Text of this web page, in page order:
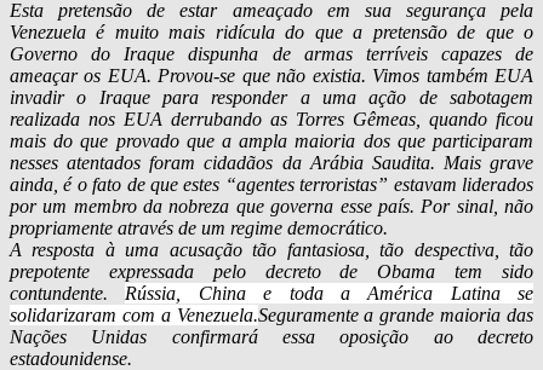
Esta pretensão de estar ameaçado em sua segurança pela
Venezuela é muito mais ridícula do que a pretensão de que o
Governo do Iraque dispunha de armas terríveis capazes de
ameaçar os EUA. Provou-se que não existia. Vimos também EUA
invadir o Iraque para responder a uma ação de sabotagem
realizada nos EUA derrubando as Torres Gêmeas, quando ficou
mais do que provado que a ampla maioria dos que participaram
nesses atentados foram cidadãos da Arábia Saudita. Mais grave
ainda, é o fato de que estes “agentes terroristas” estavam liderados
por um membro da nobreza que governa esse país. Por sinal, não
propriamente através de um regime democrático.
A resposta à uma acusação tão fantasiosa, tão despectiva, tão
prepotente expressada pelo decreto de Obama tem sido
contundente. Rússia, China e toda a América Latina se
solidarizaram com a Venezuela.Seguramente a grande maioria das
Nações Unidas confirmará essa oposição ao decreto
estadounidense.